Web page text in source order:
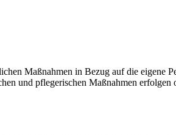
Maßnahmen in Bezug auf die eigene
und pflegerischen Maßnahmen